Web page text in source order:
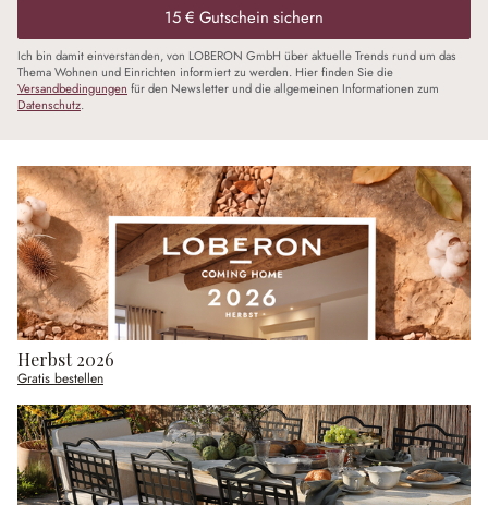
15 € Gutschein sichern
Ich bin damit einverstanden, von LOBERON GmbH über aktuelle Trends rund um das
Thema Wohnen und Einrichten informiert zu werden. Hier finden Sie die
Versandbedingungen für den Newsletter und die allgemeinen Informationen zum
Datenschutz.
Herbst 2026
Gratis bestellen